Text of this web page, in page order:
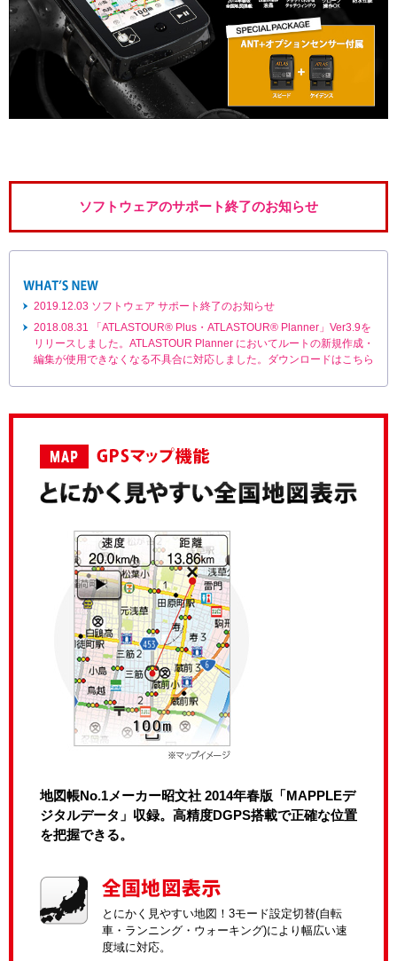
ソフトウェアのサポート終了のお知らせ
2019.12.03 ソフトウェア サポート終了のお知らせ
2018.08.31 「ATLASTOUR® Plus・ATLASTOUR® Planner」Ver3.9を
リリースしました。ATLASTOUR Planner においてルートの新規作成・
編集が使用できなくなる不具合に対応しました。ダウンロードはこちら
地図帳No.1メーカー昭文社 2014年春版「MAPPLEデ
ジタルデータ」収録。高精度DGPS搭載で正確な位置
を把握できる。
とにかく見やすい地図！3モード設定切替(自転
車・ランニング・ウォーキング)により幅広い速
度域に対応。